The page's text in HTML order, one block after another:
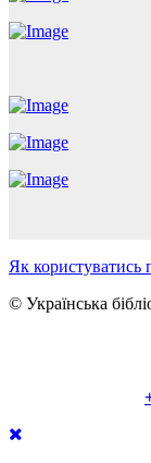
Як користуватись
© Українська